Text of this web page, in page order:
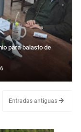
para balasto de
Entradas antiguas